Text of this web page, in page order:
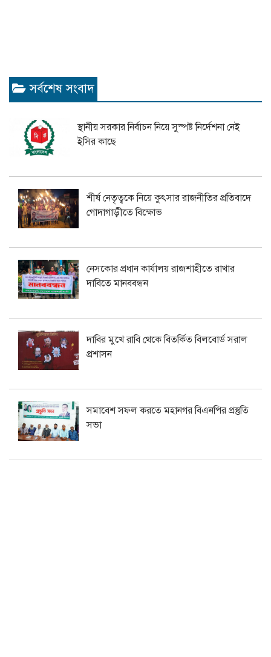
সর্বশেষ সংবাদ
স্থানীয় সরকার নির্বাচন নিয়ে সুস্পষ্ট নির্দেশনা নেই
ইসির কাছে
শীর্ষ নেতৃত্বকে নিয়ে কুৎসার রাজনীতির প্রতিবাদে
গোদাগাড়ীতে বিক্ষোভ
নেসকোর প্রধান কার্যালয় রাজশাহীতে রাখার
দাবিতে মানববন্ধন
দাবির মুখে রাবি থেকে বিতর্কিত বিলবোর্ড সরাল
প্রশাসন
সমাবেশ সফল করতে মহানগর বিএনপির প্রস্তুতি
সভা